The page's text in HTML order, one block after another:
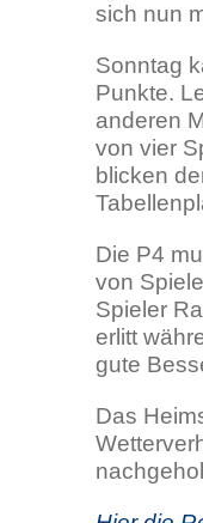
sich nun
Sonntag
Punkte.
anderen
von vier
blicken
Die P4
von
Spieler
erlitt
gute
Das